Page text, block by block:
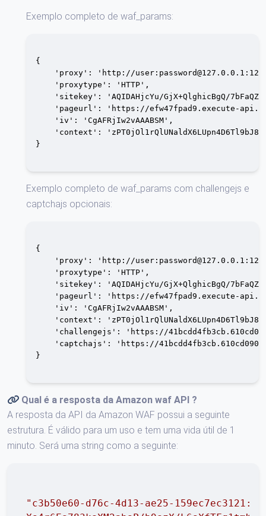
Exemplo completo de waf_params:
{
    'proxy': 'http://user:
password@127.0.0.1
    'proxytype': 'HTTP',
'sitekey': 'AQIDAHjcYu/GjX+QlghicBgQ/
'pageurl': 'https://efw47fpad9.execute-
    'iv': 'CgAFRjIw2vAAABSM',
'context':
}
Exemplo completo de waf_params com challengejs e
captchajs opcionais:
{
    'proxy': 'http://user:
password@127.0.0.1
    'proxytype': 'HTTP',
'sitekey': 'AQIDAHjcYu/GjX+QlghicBgQ/
'pageurl': 'https://efw47fpad9.execute-
    'iv': 'CgAFRjIw2vAAABSM',
'context':
'challengejs': 'https://
'captchajs': 'https://
}
Qual é a resposta da Amazon waf API ?
A resposta da API da Amazon WAF possui a seguinte
estrutura. É válido para um uso e tem uma vida útil de 1
minuto. Será uma string como a seguinte:
"c3b50e60-d76c-4d13-ae25-